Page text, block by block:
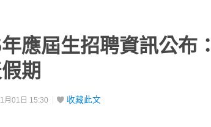
應屆生招聘資訊公布
期
月01日 15:30 收藏此文